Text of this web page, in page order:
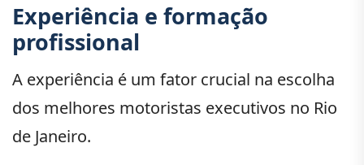
Experiência e formação
profissional
A experiência é um fator crucial na escolha
dos melhores motoristas executivos no Rio
de Janeiro.